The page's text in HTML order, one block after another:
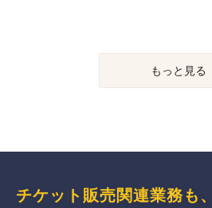
もっと見る
チケット販売関連業務も、